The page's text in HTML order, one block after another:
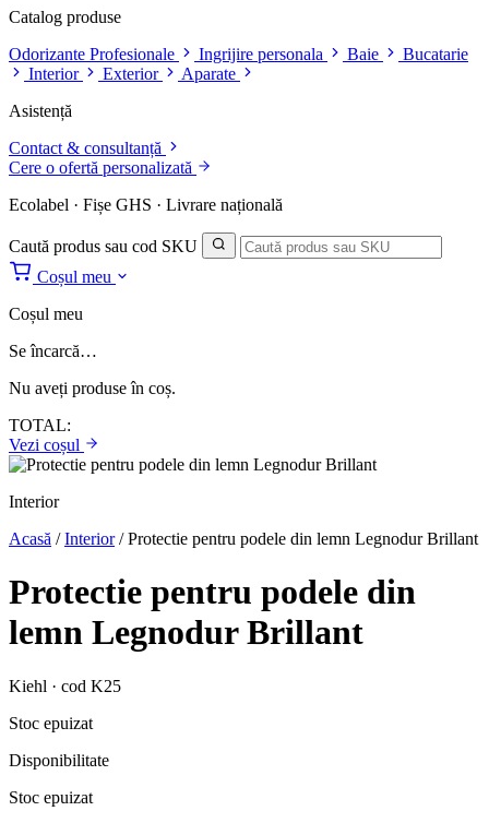
Catalog produse
Odorizante Profesionale
Ingrijire personala Baie
Bucatarie
Interior
Exterior
Aparate
Asistență
Contact & consultanță
Cere o ofertă personalizată
Ecolabel · Fișe GHS · Livrare națională
Caută produs sau cod SKU
Coșul meu
Coșul meu
Se încarcă…
Nu aveți produse în coș.
TOTAL:
Vezi coșul
Interior
Acasă /Interior/Protectie pentru podele din lemn Legnodur Brillant
Protectie pentru podele din
lemn Legnodur Brillant
Kiehl · cod K25
Stoc epuizat
Disponibilitate
Stoc epuizat